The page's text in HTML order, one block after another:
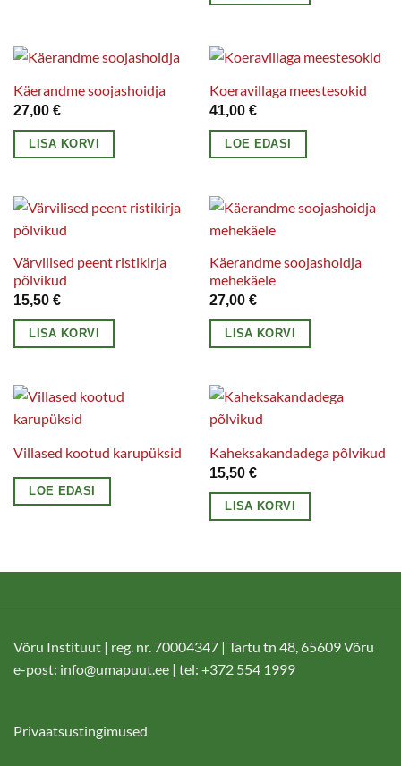
Käerandme soojashoidja
27,00 €
LISA KORVI
Koeravillaga meestesokid
41,00 €
LOE EDASI
Värvilised peent ristikirja
põlvikud
15,50 €
LISA KORVI
Käerandme soojashoidja
mehekäele
27,00 €
LISA KORVI
Villased kootud karupüksid
LOE EDASI
Kaheksakandadega põlvikud
15,50 €
LISA KORVI
Võru Instituut | reg. nr. 70004347 | Tartu tn 48, 65609 Võru
e-post: info@umapuut.ee | tel: +372 554 1999
Privaatsustingimused